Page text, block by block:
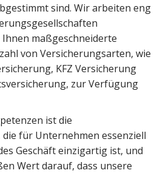
sind. Wir arbeiten eng
maßgeschneiderte
von Versicherungsarten, wie
KFZ Versicherung
zur Verfügung
ist die
für Unternehmen essenziell
Geschäft einzigartig ist, und
Wert darauf, dass unsere